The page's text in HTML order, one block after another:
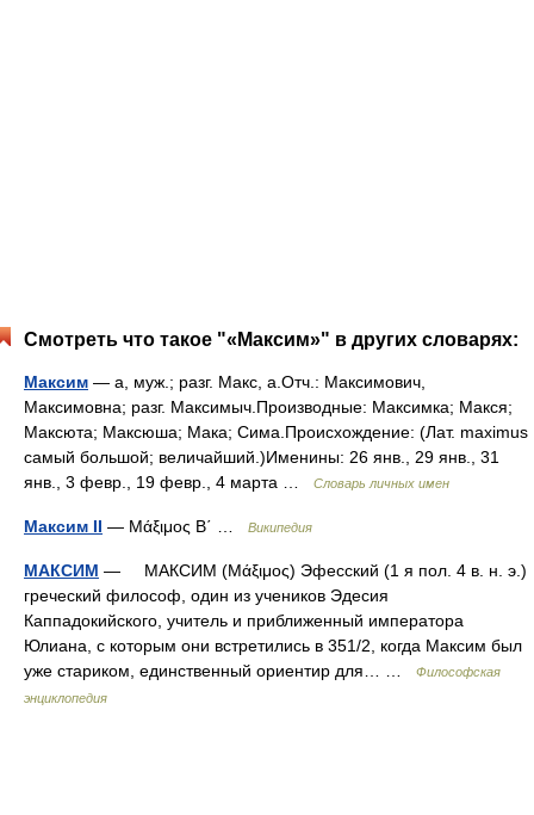
Смотреть что такое "«Максим»" в других словарях:
Максим — а, муж.; разг. Макс, а.Отч.: Максимович,
Максимовна; разг. Максимыч.Производные: Максимка; Макся;
Максюта; Максюша; Мака; Сима.Происхождение: (Лат. maximus
самый большой; величайший.)Именины: 26 янв., 29 янв., 31
янв., 3 февр., 19 февр., 4 марта …
Словарь личных имен
Максим II — Μάξιμος Β΄ … Википедия
МАКСИМ — МАКСИМ (Μάξιμος) Эфесский (1 я пол. 4 в. н. э.)
греческий философ, один из учеников Эдесия
Каппадокийского, учитель и приближенный императора
Юлиана, с которым они встретились в 351/2, когда Максим был
уже стариком, единственный ориентир для… …
Философская
энциклопедия